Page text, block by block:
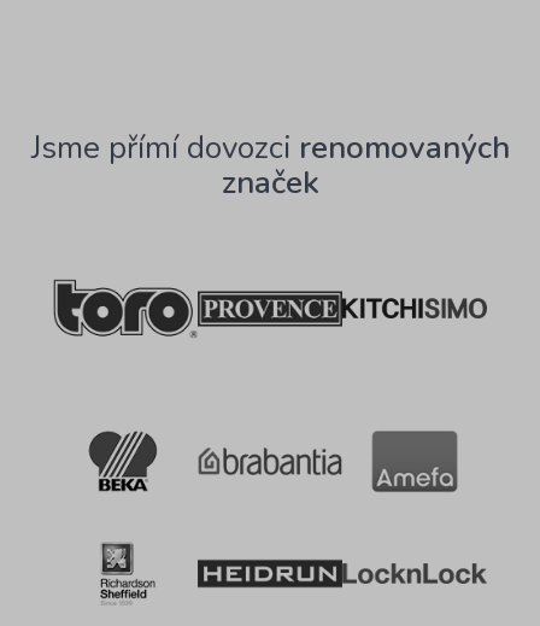
Jsme přímí dovozci renomovaných
značek